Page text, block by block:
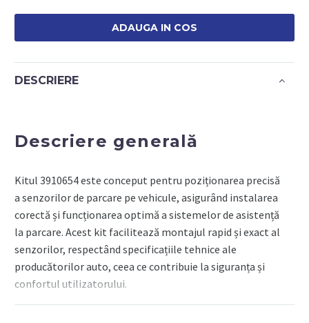
POZITIONARE
SENZORI
PARCARE
TEXA
ADAUGA IN COS
DESCRIERE
Descriere generală
Kitul 3910654 este conceput pentru poziționarea precisă
a senzorilor de parcare pe vehicule, asigurând instalarea
corectă și funcționarea optimă a sistemelor de asistență
la parcare. Acest kit facilitează montajul rapid și exact al
senzorilor, respectând specificațiile tehnice ale
producătorilor auto, ceea ce contribuie la siguranța și
confortul utilizatorului.